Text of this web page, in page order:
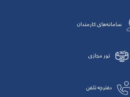
سامانه‌های کارمندان
تور مجازی
دفترچه تلفن